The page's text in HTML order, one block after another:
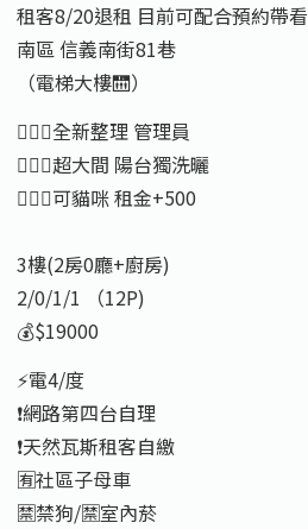
租客8/20退租 目前可配合預約帶看
南區 信義南街81巷
（電梯大樓🛗）
🙋🏻‍♂️全新整理 管理員
🙋🏻‍♂️超大間 陽台獨洗曬
🙋🏻‍♂️可貓咪 租金+500
3樓(2房0廳+廚房)
2/0/1/1 （12P)
💰$19000
⚡️電4/度
❗️網路第四台自理
❗️天然瓦斯租客自繳
🈶️社區子母車
🈲️禁狗/🈲️室內菸